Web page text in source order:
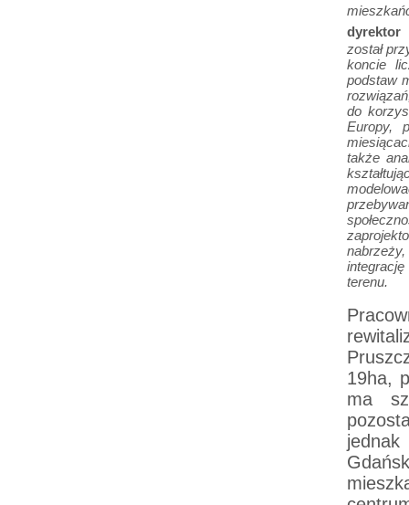
dyrektor
został
koncie
podstaw
do
Europy,
także
terenu.
19ha,
ma
jednak